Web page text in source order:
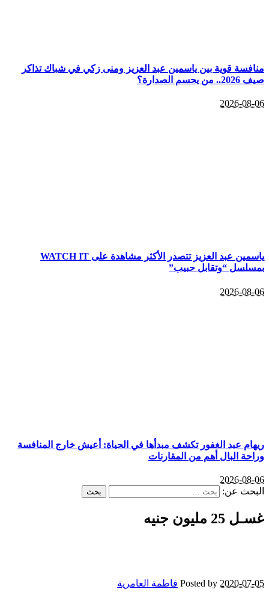
منافسة قوية بين ياسمين عبد العزيز ومنى زكي في شباك تذاكر
صيف 2026.. من يحسم الصدارة؟
2026-08-06
ياسمين عبد العزيز تتصدر الأكثر مشاهدة على WATCH IT
بمسلسل “وتقابل حبيب”
2026-08-06
ريهام عبد الغفور تكشف مبدأها في الحياة: أعيش خارج المنافسة
وراحة البال أهم من المقارنات
2026-08-06
البحث عن:
غسـل 25 مليون جنيه
2020-07-05
Posted by فاطمة العامرية